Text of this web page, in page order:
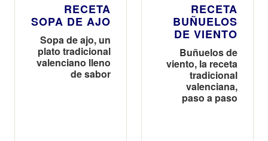
RECETA
SOPA DE AJO
Sopa de ajo, un
plato tradicional
valenciano lleno
de sabor
RECETA
BUÑUELOS
DE VIENTO
Buñuelos de
viento, la receta
tradicional
valenciana,
paso a paso